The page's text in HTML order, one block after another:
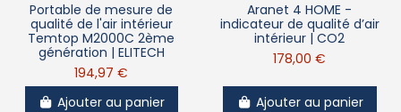
Portable de mesure de
qualité de l'air intérieur
Temtop M2000C 2ème
génération | ELITECH
194,97 €
Ajouter au panier
Aranet 4 HOME -
indicateur de qualité d’air
intérieur | CO2
178,00 €
Ajouter au panier